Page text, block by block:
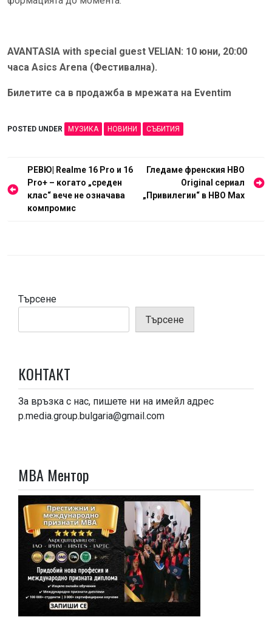
AVANTASIA with special guest VELIAN: 10 юни, 20:00
часа Asics Arena (Фестивална).
Билетите са в продажба в мрежата на Eventim
POSTED UNDER МУЗИКА НОВИНИ СЪБИТИЯ
Навигация
РЕВЮ| Realme 16 Pro и 16
Pro+ – когато „среден
клас“ вече не означава
компромис
Гледаме френския HBO
Original сериал
„Привилегии“ в HBO Max
Търсене
Търсене
КОНТАКТ
За връзка с нас, пишете ни на имейл адрес
p.media.group.bulgaria@gmail.com
МВА Ментор